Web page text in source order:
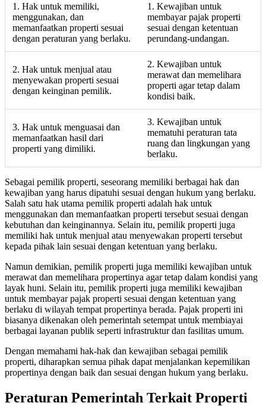
1. Hak untuk memiliki,
menggunakan, dan
memanfaatkan properti sesuai
dengan peraturan yang berlaku.
1. Kewajiban untuk
membayar pajak properti
sesuai dengan ketentuan
perundang-undangan.
2. Hak untuk menjual atau
menyewakan properti sesuai
dengan keinginan pemilik.
2. Kewajiban untuk
merawat dan memelihara
properti agar tetap dalam
kondisi baik.
3. Hak untuk menguasai dan
memanfaatkan hasil dari
properti yang dimiliki.
3. Kewajiban untuk
mematuhi peraturan tata
ruang dan lingkungan yang
berlaku.
Sebagai pemilik properti, seseorang memiliki berbagai hak dan
kewajiban yang harus dipatuhi sesuai dengan hukum yang berlaku.
Salah satu hak utama pemilik properti adalah hak untuk
menggunakan dan memanfaatkan properti tersebut sesuai dengan
kebutuhan dan keinginannya. Selain itu, pemilik properti juga
memiliki hak untuk menjual atau menyewakan properti tersebut
kepada pihak lain sesuai dengan ketentuan yang berlaku.
Namun demikian, pemilik properti juga memiliki kewajiban untuk
merawat dan memelihara propertinya agar tetap dalam kondisi yang
layak huni. Selain itu, pemilik properti juga memiliki kewajiban
untuk membayar pajak properti sesuai dengan ketentuan yang
berlaku di wilayah tempat propertinya berada. Pajak properti ini
biasanya dikenakan oleh pemerintah setempat untuk membiayai
berbagai layanan publik seperti infrastruktur dan fasilitas umum.
Dengan memahami hak-hak dan kewajiban sebagai pemilik
properti, diharapkan semua pihak dapat menjalankan kepemilikan
propertinya dengan baik dan sesuai dengan hukum yang berlaku.
Peraturan Pemerintah Terkait Properti